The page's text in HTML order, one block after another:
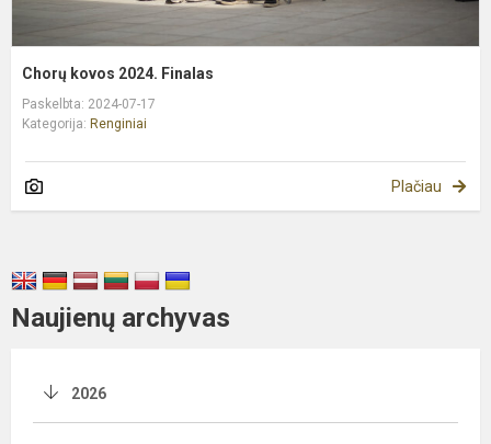
Chorų kovos 2024. Finalas
Paskelbta: 2024-07-17
Kategorija: Renginiai
Plačiau
Naujienų archyvas
2026